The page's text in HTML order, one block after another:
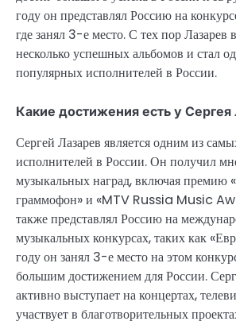
году он представлял Россию на
где занял 3-е место. С тех пор Лазарев
несколько успешных альбомов и стал
популярных исполнителей в России.
Какие достижения есть у Сергея
Сергей Лазарев является одним из
исполнителей в России. Он получил
музыкальных наград, включая премию
граммофон» и «MTV Russia Music
также представлял Россию на
музыкальных конкурсах, таких как
году он занял 3-е место на этом
большим достижением для России.
активно выступает на концертах,
участвует в благотворительных